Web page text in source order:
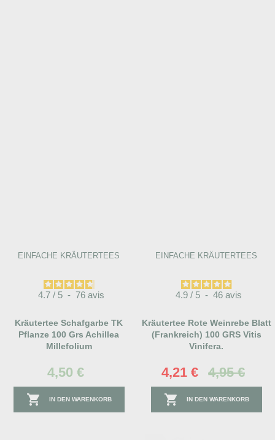
EINFACHE KRÄUTERTEES
4.7 / 5 - 76 avis
Kräutertee Schafgarbe TK
Pflanze 100 Grs Achillea
Millefolium
4,50 €
 IN DEN WARENKORB
EINFACHE KRÄUTERTEES
4.9 / 5 - 46 avis
Kräutertee Rote Weinrebe Blatt
(Frankreich) 100 GRS Vitis
Vinifera.
4,21 € 4,95 €
 IN DEN WARENKORB